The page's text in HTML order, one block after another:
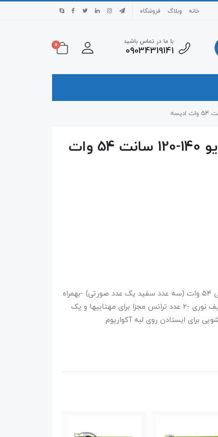
خانه وبلاگ فروشگاه
با ما در تماس باشید
09034319141
0
قاب مهتابی 4 تایی تی فایو 140-120 سانت 54 وات
قاب مهتابی تی فایو مارک اودیسه ۴ عدد مهتابی ۵۴ وات (سه عدد سفید یک عدد صورتی) -بهمراه
۴ عدد ال ای دی آبی مناسب نور شب و‌تکمیل طیف نوری -۲ عدد ترانس مجزا برای مهتابیها و یک
برای ایستادن روی لبه آکواریوم